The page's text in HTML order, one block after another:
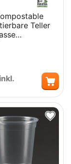
Teller
26,1cm (50
inkl.